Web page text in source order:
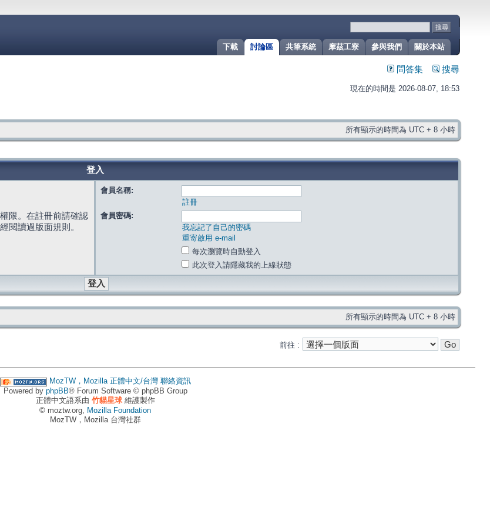
關於本站
參與我們
摩茲工寮
共筆系統
討論區
下載
問答集 搜尋
現在的時間是 2026-08-07, 18:53
所有顯示的時間為 UTC + 8 小時
登入
限。在註冊前請確認
閱讀過版面規則。
會員名稱:
註冊
會員密碼:
我忘記了自己的密碼
重寄啟用 e-mail
每次瀏覽時自動登入
此次登入請隱藏我的上線狀態
所有顯示的時間為 UTC + 8 小時
前往 :
MozTW，Mozilla 正體中文/台灣 聯絡資訊
Powered by phpBB® Forum Software © phpBB Group
正體中文語系由 竹貓星球維護製作
© moztw.org, Mozilla Foundation
MozTW，Mozilla 台灣社群